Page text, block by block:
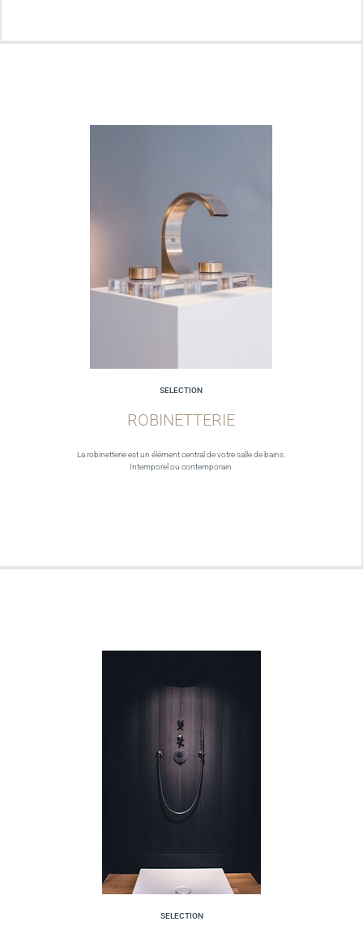
SELECTION
ROBINETTERIE
La robinetterie est un élément central de votre salle de bains.
Intemporel ou contemporain
SELECTION